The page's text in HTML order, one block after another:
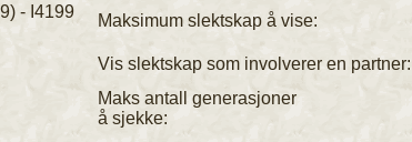
- I4199
Maksimum slektskap å vise:
Vis slektskap som involverer en partner:
Maks antall generasjoner
å sjekke: